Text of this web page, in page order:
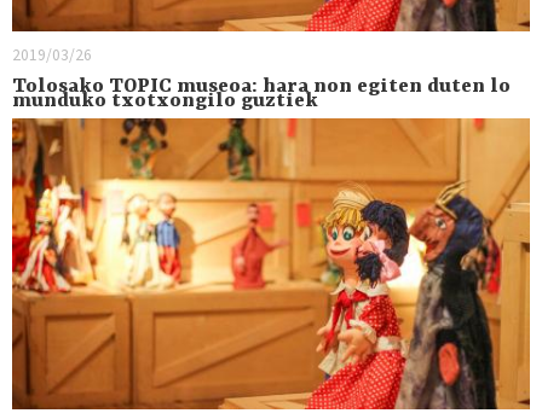
2019/03/26
Tolosako TOPIC museoa: hara non egiten duten lo
munduko txotxongilo guztiek